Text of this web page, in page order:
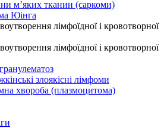
м’яких тканин (саркоми)
Юінга
лімфоїдної і кровотворної
лімфоїдної і кровотворної
злоякісні лімфоми
хвороба (плазмоцитома)